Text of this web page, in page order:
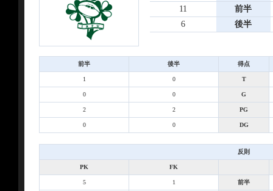
11
前半
6
後半
前半 後半 得点
1 0 T
0 0 G
2 2 PG
0 0 DG
反則
PK FK
5 1 前半